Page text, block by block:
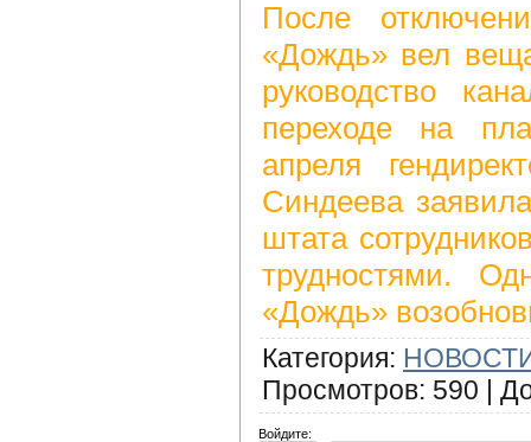
После
«Дождь» вел
руководство
переходе на
апреля
Синдеева
штата
трудностями.
«Дождь»
Категория:
Просмотров: 590 |
Войдите: